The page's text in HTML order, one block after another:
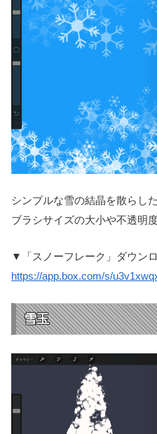
シンプルな雪の結晶を散らし
ブラシサイズの大小や不透明
▼「スノーフレーク」ダウン
https://app.box.com/s/
雪玉